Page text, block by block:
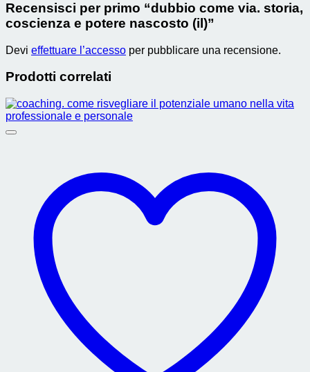
Recensisci per primo “dubbio come via. storia,
coscienza e potere nascosto (il)”
Devi effettuare l’accesso per pubblicare una recensione.
Prodotti correlati